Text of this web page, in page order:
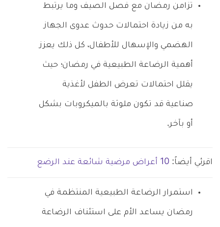
تزامن رمضان مع فصل الصيف وما يرتبط
به من زيادة احتمالات حدوث عدوى الجهاز
الهضمي والإسهال للأطفال، كل ذلك يعزز
أهمية الرضاعة الطبيعية في رمضان؛ حيث
يقلل احتمالات تعرض الطفل لأغذية
صناعية قد تكون ملوثة بالميكروبات بشكل
أو بآخر.
اقرئي أيضاً: 10 أعراض مرضية شائعة عند الرضع
استمرار الرضاعة الطبيعية المنتظمة في
رمضان يساعد الأم على استئناف الرضاعة